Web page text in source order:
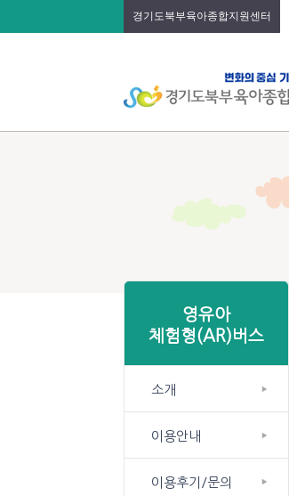
경기도북부육아종합지원센터
영유아
체험형(AR)버스
소개
이용안내
이용후기/문의